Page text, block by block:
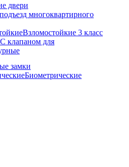
двери
многоквартирного
Взломостойкие 3 класс
С клапаном для
замки
Биометрические